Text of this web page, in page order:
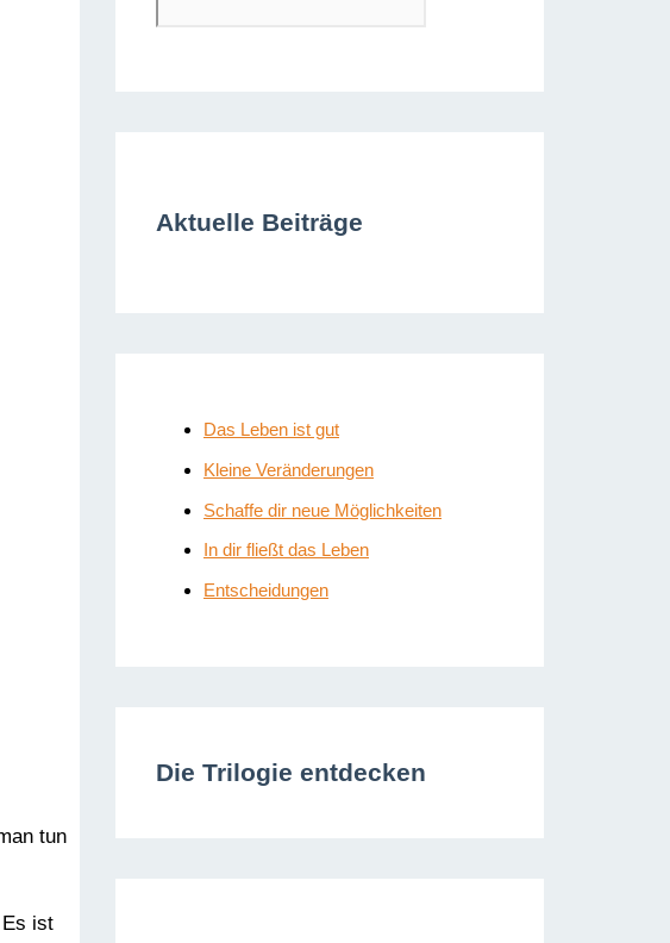
tun
ist
Aktuelle Beiträge
Das Leben ist gut
Kleine Veränderungen
Schaffe dir neue Möglichkeiten
In dir fließt das Leben
Entscheidungen
Die Trilogie entdecken